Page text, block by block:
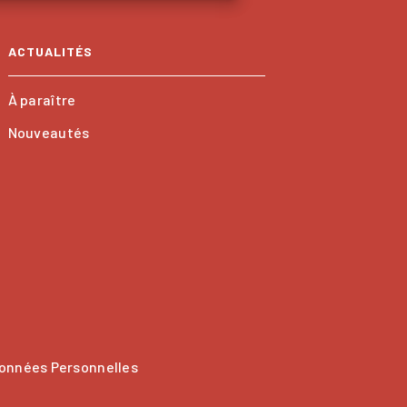
ACTUALITÉS
À paraître
Nouveautés
Personnelles